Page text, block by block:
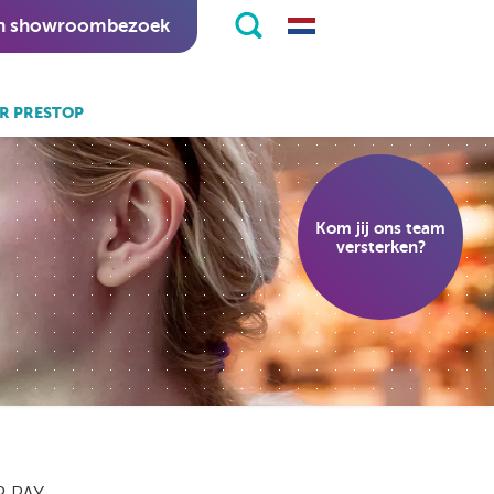
showroombezoek
ook:
software.
software.
PRESTOP
Kom jij ons team
versterken?